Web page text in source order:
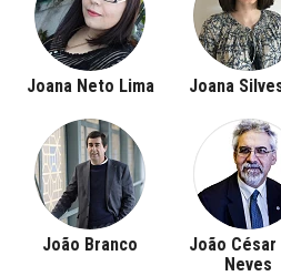
Joana Neto Lima Joana
João Branco
João César
Neves